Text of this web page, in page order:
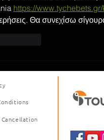
https://
Θα συνεχίσω